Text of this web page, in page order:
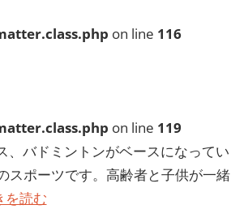
on line 116
on line 119
バドミントンがベースになってい
スポーツです。高齢者と子供が一緒
を読む